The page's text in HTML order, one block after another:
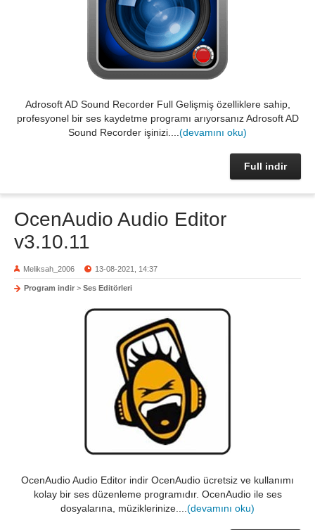
Adrosoft AD Sound Recorder Full Gelişmiş özelliklere sahip,
profesyonel bir ses kaydetme programı arıyorsanız Adrosoft AD
Sound Recorder işinizi.... (devamını oku)
Full indir
OcenAudio Audio Editor
v3.10.11
Meliksah_2006 13-08-2021, 14:37
Program indir > Ses Editörleri
OcenAudio Audio Editor indir OcenAudio ücretsiz ve kullanımı
kolay bir ses düzenleme programıdır. OcenAudio ile ses
dosyalarına, müziklerinize.... (devamını oku)